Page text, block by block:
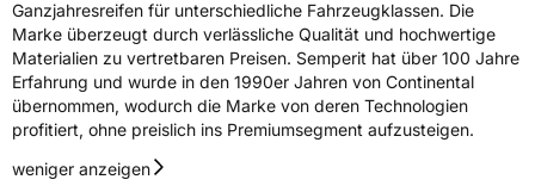
Ganzjahresreifen für unterschiedliche Fahrzeugklassen. Die
Marke überzeugt durch verlässliche Qualität und hochwertige
Materialien zu vertretbaren Preisen. Semperit hat über 100 Jahre
Erfahrung und wurde in den 1990er Jahren von Continental
übernommen, wodurch die Marke von deren Technologien
profitiert, ohne preislich ins Premiumsegment aufzusteigen.
weniger anzeigen